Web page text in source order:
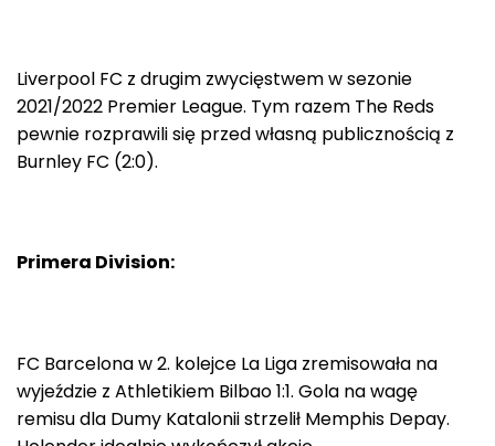
Liverpool FC z drugim zwycięstwem w sezonie
2021/2022 Premier League. Tym razem The Reds
pewnie rozprawili się przed własną publicznością z
Burnley FC (2:0).
Primera Division:
FC Barcelona w 2. kolejce La Liga zremisowała na
wyjeździe z Athletikiem Bilbao 1:1. Gola na wagę
remisu dla Dumy Katalonii strzelił Memphis Depay.